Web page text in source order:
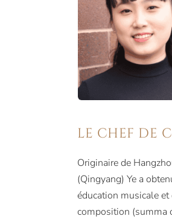
LE CHEF DE
Originaire de
(Qingyang) Ye a
éducation musicale
composition (summa
compositeurs Stefan
et Jay Kawarsky, les
Shelton, Joe Miller,
Ryan Brandeau, Amanda